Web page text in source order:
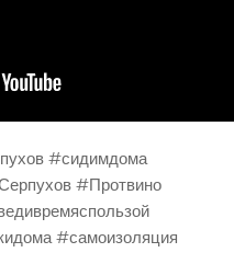
#сидимдома
#Протвино
#самоизоляция